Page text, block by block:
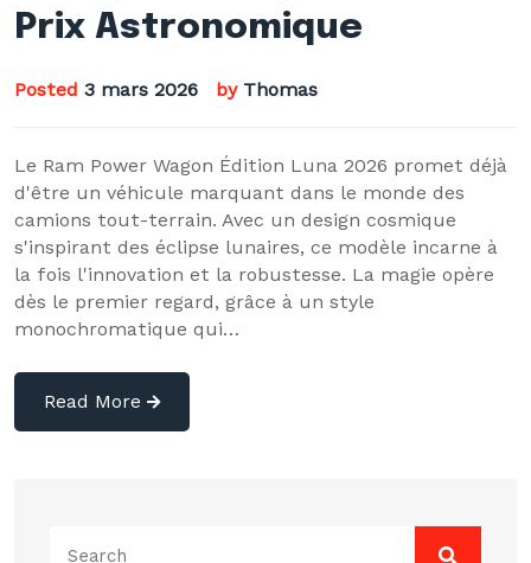
Prix Astronomique
Posted 3 mars 2026 by Thomas
Le Ram Power Wagon Édition Luna 2026 promet déjà
d'être un véhicule marquant dans le monde des
camions tout-terrain. Avec un design cosmique
s'inspirant des éclipse lunaires, ce modèle incarne à
la fois l'innovation et la robustesse. La magie opère
dès le premier regard, grâce à un style
monochromatique qui…
Read More